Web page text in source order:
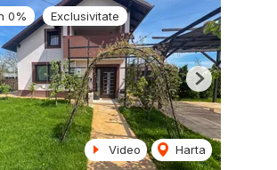
0% Exclusivitate
Video Harta
Next